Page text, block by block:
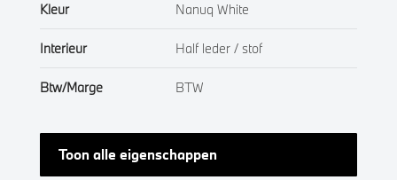
Kleur Nanuq White
Interieur Half leder / stof
Btw/Marge BTW
Toon alle eigenschappen